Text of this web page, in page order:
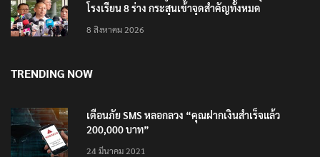
นิติเวชฯ เผยผลชันสูตรผู้เสียชีวิตเหตุใช้อาวุธปืนใน
เตือนภัย SMS หลอกลวง “คุณฝากเงินสำเร็จแล้ว